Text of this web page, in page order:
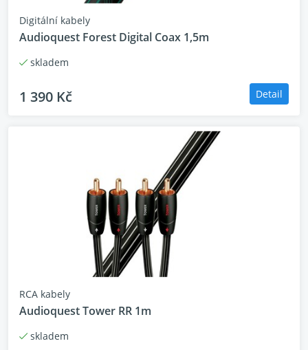
Digitální kabely
Audioquest Forest Digital Coax 1,5m
skladem
1 390 Kč Detail
RCA kabely
Audioquest Tower RR 1m
skladem